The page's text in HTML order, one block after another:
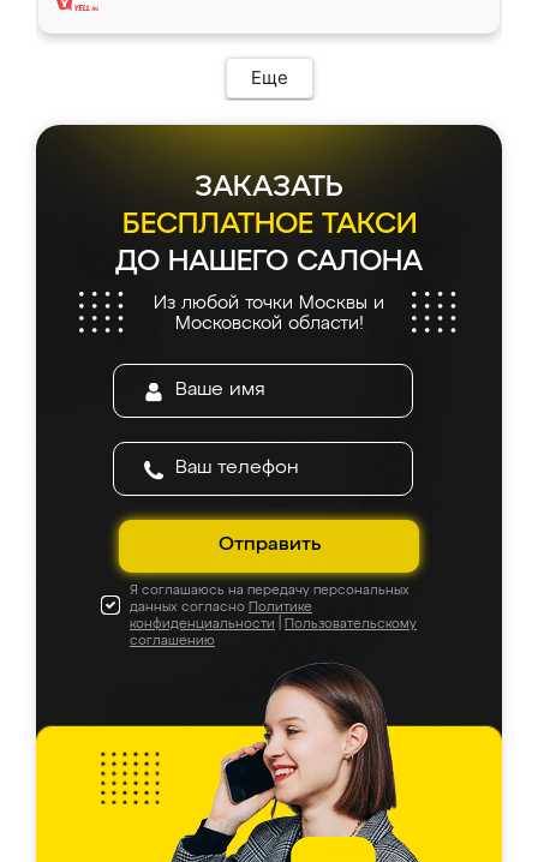
Еще
ЗАКАЗАТЬ
БЕСПЛАТНОЕ ТАКСИ
ДО НАШЕГО САЛОНА
Из любой точки Москвы и
Московской области!
Отправить
Я соглашаюсь на передачу персональных
данных согласно Политике
конфиденциальности
Пользовательскому
соглашению